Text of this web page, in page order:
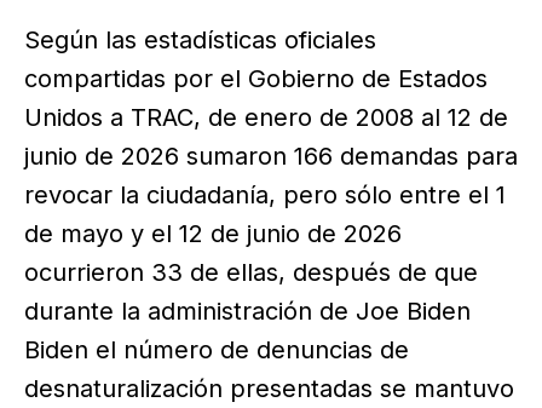
Según las estadísticas oficiales
compartidas por el Gobierno de Estados
Unidos a TRAC, de enero de 2008 al 12 de
junio de 2026 sumaron 166 demandas para
revocar la ciudadanía, pero sólo entre el 1
de mayo y el 12 de junio de 2026
ocurrieron 33 de ellas, después de que
durante la administración de Joe Biden
Biden el número de denuncias de
desnaturalización presentadas se mantuvo